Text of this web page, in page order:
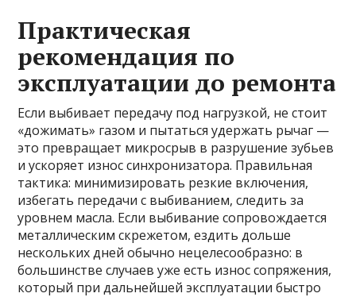
Практическая
рекомендация по
эксплуатации до ремонта
Если выбивает передачу под нагрузкой, не стоит
«дожимать» газом и пытаться удержать рычаг —
это превращает микросрыв в разрушение зубьев
и ускоряет износ синхронизатора. Правильная
тактика: минимизировать резкие включения,
избегать передачи с выбиванием, следить за
уровнем масла. Если выбивание сопровождается
металлическим скрежетом, ездить дольше
нескольких дней обычно нецелесообразно: в
большинстве случаев уже есть износ сопряжения,
который при дальнейшей эксплуатации быстро